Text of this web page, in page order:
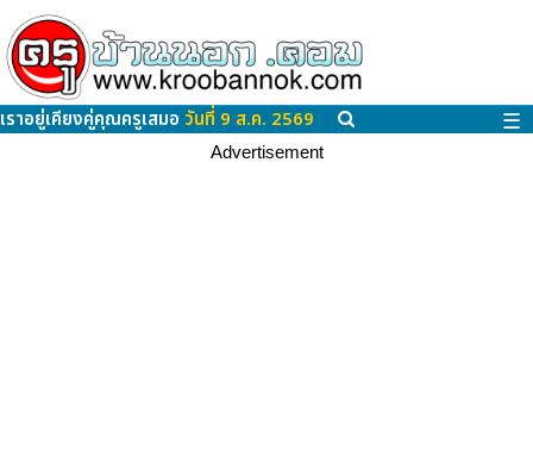
เราอยู่เคียงคู่คุณครูเสมอ วันที่ 9 ส.ค. 2569 ☰
Advertisement